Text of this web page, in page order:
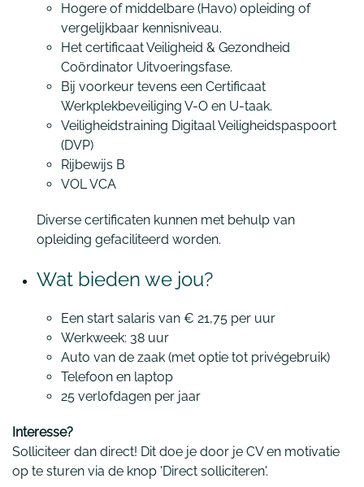
Hogere of middelbare (Havo) opleiding of
vergelijkbaar kennisniveau.
Het certificaat Veiligheid & Gezondheid
Coördinator Uitvoeringsfase.
Bij voorkeur tevens een Certificaat
Werkplekbeveiliging V-O en U-taak.
Veiligheidstraining Digitaal Veiligheidspaspoort
(DVP)
Rijbewijs B
VOL VCA
Diverse certificaten kunnen met behulp van
opleiding gefaciliteerd worden.
Wat bieden we jou?
Een start salaris van € 21,75 per uur
Werkweek: 38 uur
Auto van de zaak (met optie tot privégebruik)
Telefoon en laptop
25 verlofdagen per jaar
Interesse?
Solliciteer dan direct! Dit doe je door je CV en motivatie
op te sturen via de knop 'Direct solliciteren'.